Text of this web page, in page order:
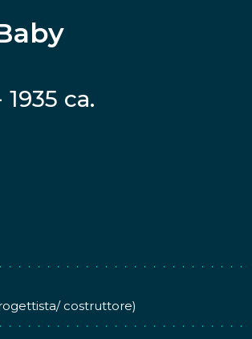
1935 ca.
costruttore)